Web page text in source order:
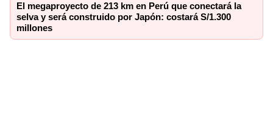
El megaproyecto de 213 km en Perú que conectará la
selva y será construido por Japón: costará S/1.300
millones